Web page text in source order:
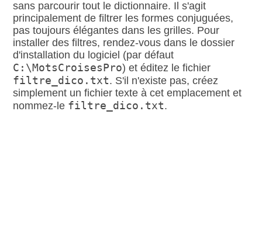
sans parcourir tout le dictionnaire. Il s'agit
principalement de filtrer les formes conjuguées,
pas toujours élégantes dans les grilles. Pour
installer des filtres, rendez‑vous dans le dossier
d'installation du logiciel (par défaut
C:\MotsCroisesPro) et éditez le fichier
filtre_dico.txt. S'il n'existe pas, créez
simplement un fichier texte à cet emplacement et
nommez‑le filtre_dico.txt.